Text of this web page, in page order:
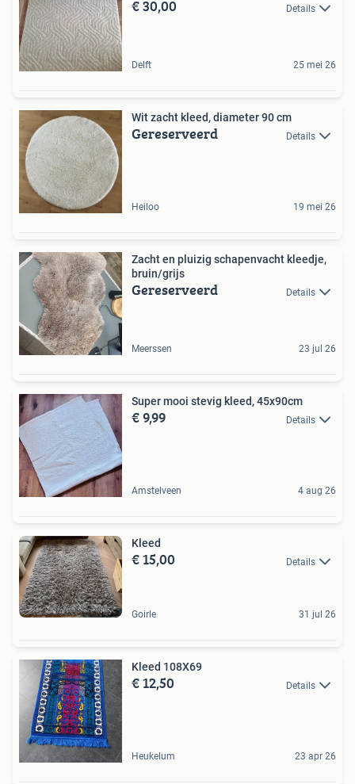
€ 30,00 Details
Delft 25 mei 26
Wit zacht kleed, diameter 90 cm
Gereserveerd Details
Heiloo 19 mei 26
Zacht en pluizig schapenvacht kleedje,
bruin/grijs
Gereserveerd Details
Meerssen 23 jul 26
Super mooi stevig kleed, 45x90cm
€ 9,99 Details
Amstelveen 4 aug 26
Kleed
€ 15,00 Details
Goirle 31 jul 26
Kleed 108X69
€ 12,50 Details
Heukelum 23 apr 26